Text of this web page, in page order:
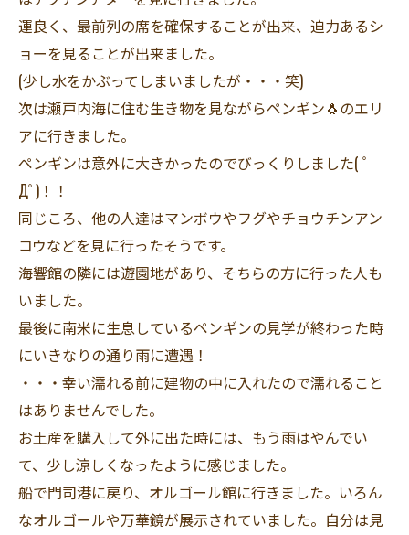
運良く、最前列の席を確保することが出来、迫力あるシ
ョーを見ることが出来ました。
(少し水をかぶってしまいましたが・・・笑)
次は瀬戸内海に住む生き物を見ながらペンギン🐧のエリ
アに行きました。
ペンギンは意外に大きかったのでびっくりしました( ﾟ
Дﾟ)！！
同じころ、他の人達はマンボウやフグやチョウチンアン
コウなどを見に行ったそうです。
海響館の隣には遊園地があり、そちらの方に行った人も
いました。
最後に南米に生息しているペンギンの見学が終わった時
にいきなりの通り雨に遭遇！
・・・幸い濡れる前に建物の中に入れたので濡れること
はありませんでした。
お土産を購入して外に出た時には、もう雨はやんでい
て、少し涼しくなったように感じました。
船で門司港に戻り、オルゴール館に行きました。いろん
なオルゴールや万華鏡が展示されていました。自分は見